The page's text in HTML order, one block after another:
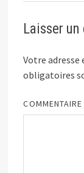
Laisser
Votre adresse
obligatoires
COMMENTAIRE